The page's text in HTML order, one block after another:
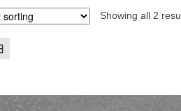
Showing all 2